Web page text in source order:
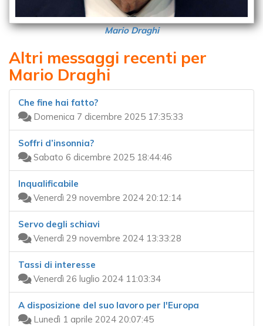
Mario Draghi
Altri messaggi recenti per
Mario Draghi
Che fine hai fatto?
Domenica 7 dicembre 2025 17:35:33
Soffri d’insonnia?
Sabato 6 dicembre 2025 18:44:46
Inqualificabile
Venerdì 29 novembre 2024 20:12:14
Servo degli schiavi
Venerdì 29 novembre 2024 13:33:28
Tassi di interesse
Venerdì 26 luglio 2024 11:03:34
A disposizione del suo lavoro per l'Europa
Lunedì 1 aprile 2024 20:07:45